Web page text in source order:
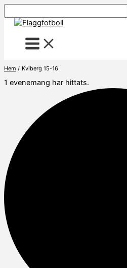
till
Hem Kviberg 15-16
1 evenemang har hittats.